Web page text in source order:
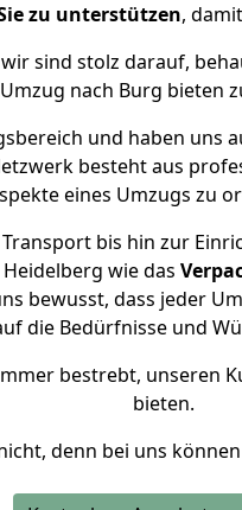
zu unterstützen,
sind stolz darauf,
Umzug nach Burg bieten
und haben uns
besteht aus
eines Umzugs zu
bis hin zur
wie das
bewusst, dass jeder
die Bedürfnisse und
bestrebt, unseren
bieten.
denn bei uns können